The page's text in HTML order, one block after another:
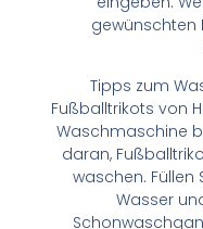
gewünschten
Tipps zum
Fußballtrikots von
Waschmaschine
daran,
waschen. Füllen
Wasser